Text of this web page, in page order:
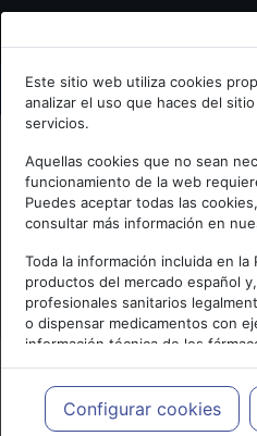
Bienvenid@ a
Escribe tu Email
Accede o regístrate con tu
Este sitio web utiliza cookies
analizar el uso que haces del
servicios.
Aquellas cookies que no sean
funcionamiento de la web
Puedes aceptar todas las
consultar más información en
Toda la información incluida en la
productos del mercado español
profesionales sanitarios
o dispensar medicamentos con
información técnica de los
meramente informativo, siendo
profesionales facultados
cada caso concreto, el
necesidades del paciente.
Configurar cookies